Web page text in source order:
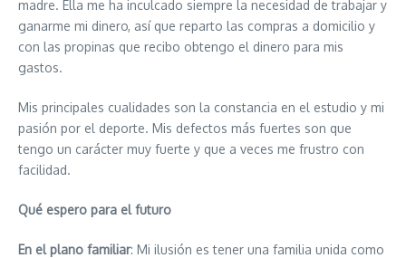
madre. Ella me ha inculcado siempre la necesidad de trabajar y
ganarme mi dinero, así que reparto las compras a domicilio y
con las propinas que recibo obtengo el dinero para mis
gastos.
Mis principales cualidades son la constancia en el estudio y mi
pasión por el deporte. Mis defectos más fuertes son que
tengo un carácter muy fuerte y que a veces me frustro con
facilidad.
Qué espero para el futuro
En el plano familiar: Mi ilusión es tener una familia unida como